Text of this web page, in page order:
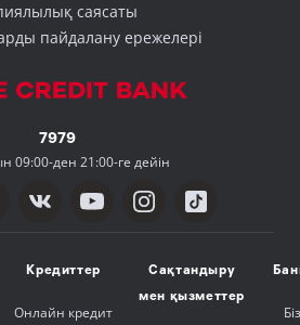
саясаты
пайдалану ережелері
7979
09:00-ден 21:00-ге дейін
Кредиттер
Онлайн кредит
Сақтандыру
мен қызметтер